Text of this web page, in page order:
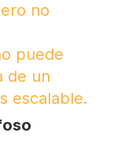
no
puede
de un
escalable.